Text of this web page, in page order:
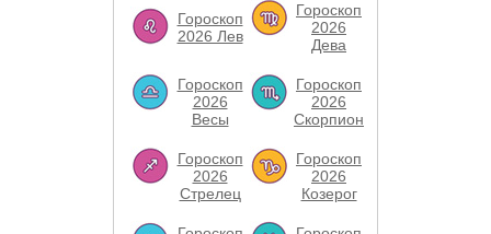
Гороскоп
2026 Лев
Гороскоп
2026
Дева
Гороскоп
2026
Весы
Гороскоп
2026
Скорпион
Гороскоп
2026
Стрелец
Гороскоп
2026
Козерог